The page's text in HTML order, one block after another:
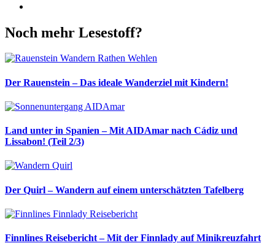
Noch mehr Lesestoff?
Der Rauenstein – Das ideale Wanderziel mit Kindern!
Land unter in Spanien – Mit AIDAmar nach Cádiz und
Lissabon! (Teil 2/3)
Der Quirl – Wandern auf einem unterschätzten Tafelberg
Finnlines Reisebericht – Mit der Finnlady auf Minikreuzfahrt